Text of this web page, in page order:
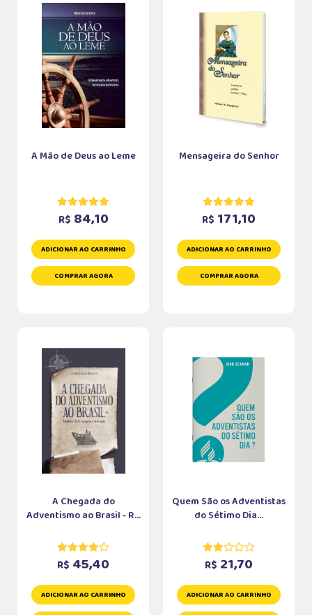
A Mão de Deus ao Leme
R$ 84,10
ADICIONAR AO CARRINHO
COMPRAR AGORA
Mensageira do Senhor
R$ 171,10
ADICIONAR AO CARRINHO
COMPRAR AGORA
A Chegada do
Adventismo ao Brasil - R...
R$ 45,40
ADICIONAR AO CARRINHO
Quem São os Adventistas
do Sétimo Dia...
R$ 21,70
ADICIONAR AO CARRINHO